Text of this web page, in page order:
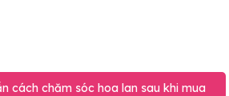
cách chăm sóc hoa lan sau khi mua